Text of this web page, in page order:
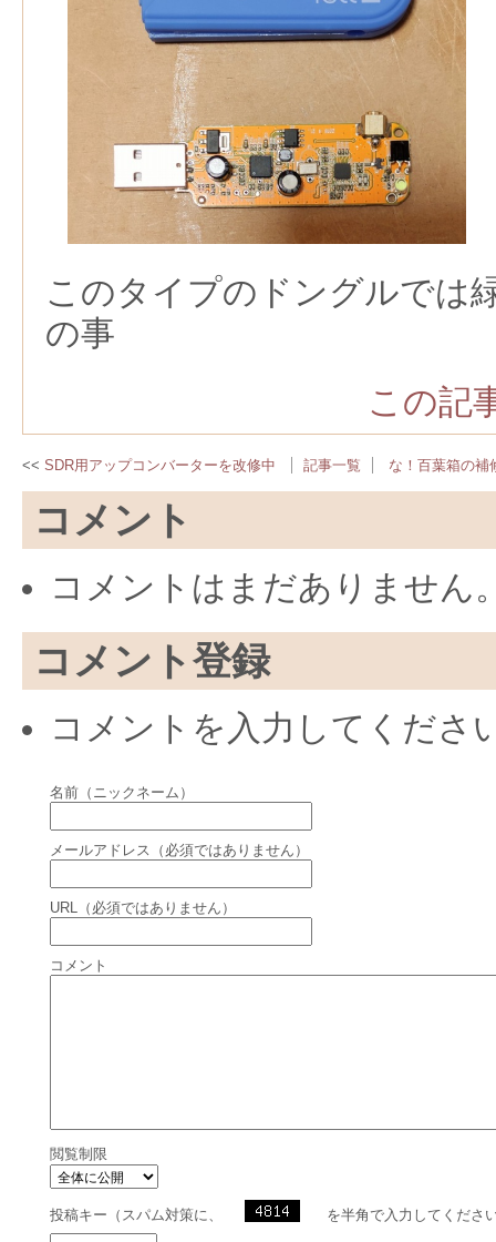
このタイプのドングルでは
の事
この記
SDR用アップコンバーターを改修中 記事一覧 な！百葉箱の補
コメント
コメントはまだありません
コメント登録
コメントを入力してくださ
名前（ニックネーム）
メールアドレス（必須ではありません）
URL（必須ではありません）
コメント
閲覧制限
投稿キー（スパム対策に、 を半角で入力してくださ